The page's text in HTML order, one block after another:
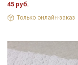
45 руб.
Только онлайн-заказ
Электронная